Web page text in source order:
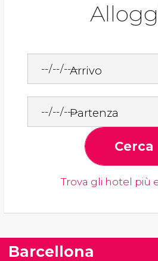
Arrivo
Partenza
Cerca
Trova gli hotel più
Barcellona